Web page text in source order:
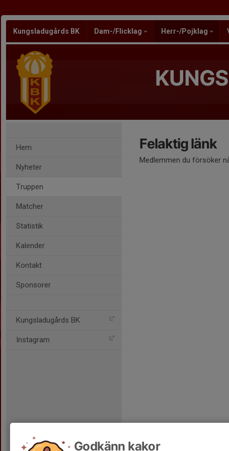
Kungsladugårds BK Dam-/Flicklag Herr-/Pojklag
Hem
Nyheter
Truppen
Matcher
Statistik
Kalender
Kontakt
Sponsorer
Kungsladugårds BK
Instagram
Felaktig länk
Medlemmen du försöker
Godkänn kakor